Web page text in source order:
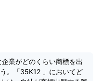
業がどのくらい商標を出
。「35K12 」においてど